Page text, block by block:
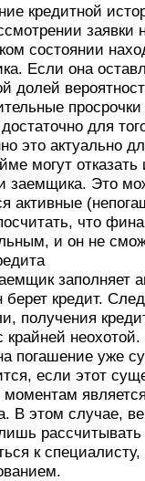
кредитной
заявки
состоянии
Если она
долей
для
это актуально
могут
заемщика. Это
активные
что
и он не
заполняет
берет кредит.
получения
крайней
погашение уже
если этот
В этом случае,
рассчитывать
к